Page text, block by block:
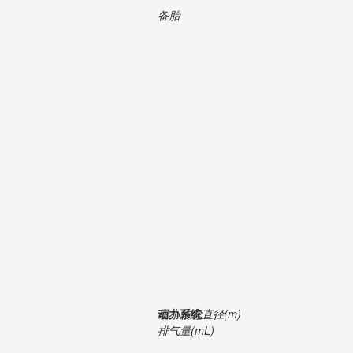
备胎
最小转弯直径(m)
动力系统
排气量(mL)